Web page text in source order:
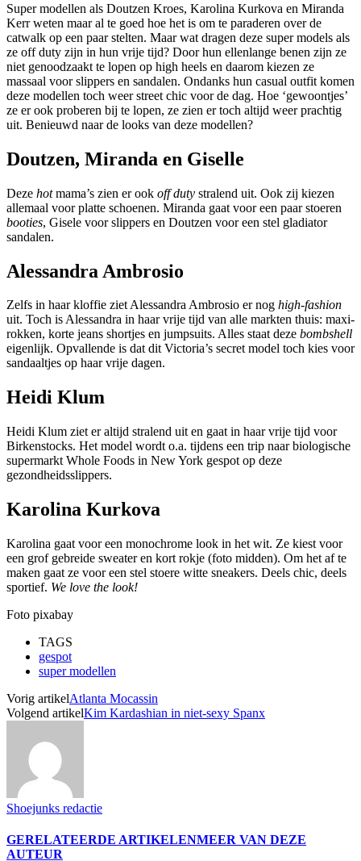
Super modellen als Doutzen Kroes, Karolina Kurkova en Miranda
Kerr weten maar al te goed hoe het is om te paraderen over de
catwalk op een paar stelten. Maar wat dragen deze super models als
ze off duty zijn in hun vrije tijd? Door hun ellenlange benen zijn ze
niet genoodzaakt te lopen op high heels en daarom kiezen ze
massaal voor slippers en sandalen. Ondanks hun casual outfit komen
deze modellen toch weer street chic voor de dag. Hoe ‘gewoontjes’
ze er ook proberen bij te lopen, ze zien er toch altijd weer prachtig
uit. Benieuwd naar de looks van deze modellen?
Doutzen, Miranda en Giselle
Deze hotmama’s zien er ook off duty stralend uit. Ook zij kiezen
allemaal voor platte schoenen. Miranda gaat voor een paar stoeren
booties, Gisele voor slippers en Doutzen voor een stel gladiator
sandalen.
Alessandra Ambrosio
Zelfs in haar kloffie ziet Alessandra Ambrosio er nog high-fashion
uit. Toch is Alessandra in haar vrije tijd van alle markten thuis: maxi-
rokken, korte jeans shortjes en jumpsuits. Alles staat deze bombshell
eigenlijk. Opvallende is dat dit Victoria’s secret model toch kies voor
sandaaltjes op haar vrije dagen.
Heidi Klum
Heidi Klum ziet er altijd stralend uit en gaat in haar vrije tijd voor
Birkenstocks. Het model wordt o.a. tijdens een trip naar biologische
supermarkt Whole Foods in New York gespot op deze
gezondheidsslippers.
Karolina Kurkova
Karolina gaat voor een monochrome look in het wit. Ze kiest voor
een grof gebreide sweater en kort rokje (foto midden). Om het af te
maken gaat ze voor een stel stoere witte sneakers. Deels chic, deels
sportief. We love the look!
Foto pixabay
TAGS
gespot
super modellen
Vorig artikelAtlanta Mocassin
Volgend artikelKim Kardashian in niet-sexy Spanx
Shoejunks redactie
GERELATEERDE ARTIKELENMEER VAN DEZE
AUTEUR